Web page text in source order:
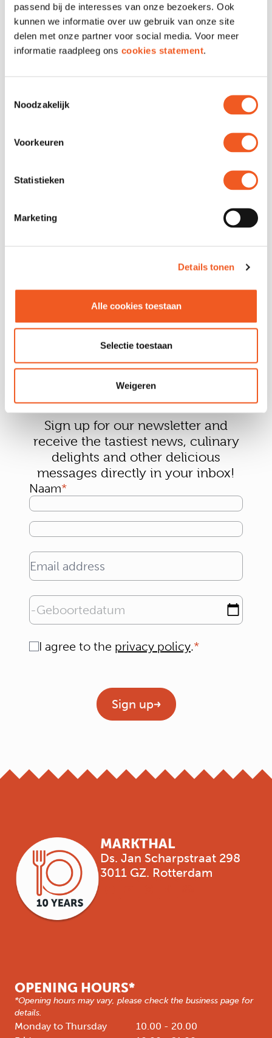
passend bij de interesses van onze bezoekers. Ook
kunnen we informatie over uw gebruik van onze site
delen met onze partner voor social media. Voor meer
informatie raadpleeg ons cookies statement.
Noodzakelijk
Voorkeuren
Statistieken
Marketing
Details tonen
Alle cookies toestaan
Selectie toestaan
Weigeren
WE ARE LOOKING FOR WAITERS /
WAITRESSES / KITCHEN STAFF
ELLINIKO
More information
OBBA’S IS LOOKING FOR A
DISHWASHER
Sign up for our newsletter and
receive the tastiest news, culinary
delights and other delicious
messages directly in your inbox!
Naam
Email address
Geboortedatum
Consent
I agree to the privacy policy.
Sign up
MARKTHAL
Ds. Jan Scharpstraat 298
3011 GZ. Rotterdam
OPENING HOURS*
*Opening hours may vary, please check the business page for
details.
Monday to Thursday
10.00 - 20.00